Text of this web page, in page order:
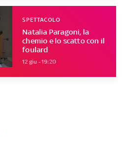
Natalia Paragoni, la
chemio e lo scatto con il
foulard
SPETTACOLO
12 giu - 19:20